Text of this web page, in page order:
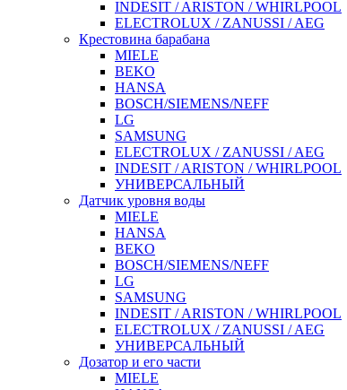
INDESIT / ARISTON / WHIRLPOOL
ELECTROLUX / ZANUSSI / AEG
Крестовина барабана
MIELE
BEKO
HANSA
BOSCH/SIEMENS/NEFF
LG
SAMSUNG
ELECTROLUX / ZANUSSI / AEG
INDESIT / ARISTON / WHIRLPOOL
УНИВЕРСАЛЬНЫЙ
Датчик уровня воды
MIELE
HANSA
BEKO
BOSCH/SIEMENS/NEFF
LG
SAMSUNG
INDESIT / ARISTON / WHIRLPOOL
ELECTROLUX / ZANUSSI / AEG
УНИВЕРСАЛЬНЫЙ
Дозатор и его части
MIELE